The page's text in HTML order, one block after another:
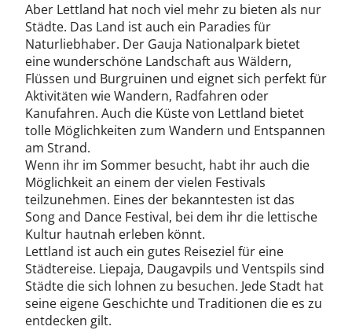
Aber Lettland hat noch viel mehr zu bieten als nur
Städte. Das Land ist auch ein Paradies für
Naturliebhaber. Der Gauja Nationalpark bietet
eine wunderschöne Landschaft aus Wäldern,
Flüssen und Burgruinen und eignet sich perfekt für
Aktivitäten wie Wandern, Radfahren oder
Kanufahren. Auch die Küste von Lettland bietet
tolle Möglichkeiten zum Wandern und Entspannen
am Strand.
Wenn ihr im Sommer besucht, habt ihr auch die
Möglichkeit an einem der vielen Festivals
teilzunehmen. Eines der bekanntesten ist das
Song and Dance Festival, bei dem ihr die lettische
Kultur hautnah erleben könnt.
Lettland ist auch ein gutes Reiseziel für eine
Städtereise. Liepaja, Daugavpils und Ventspils sind
Städte die sich lohnen zu besuchen. Jede Stadt hat
seine eigene Geschichte und Traditionen die es zu
entdecken gilt.